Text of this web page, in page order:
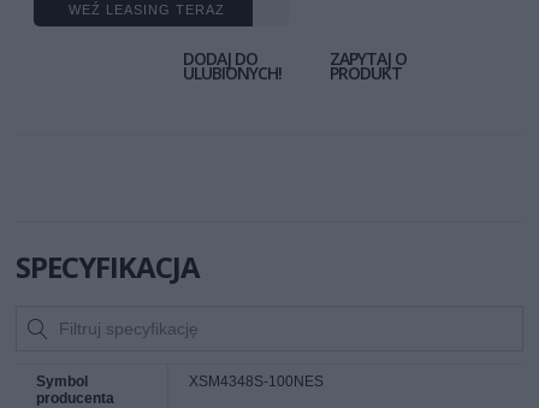
WEŹ LEASING TERAZ
DODAJ DO
ULUBIONYCH!
ZAPYTAJ O
PRODUKT
SPECYFIKACJA
Symbol
producenta
XSM4348S-100NES